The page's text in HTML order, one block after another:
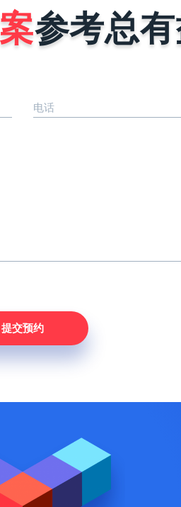
功能确定不同行业...
参考总
电话